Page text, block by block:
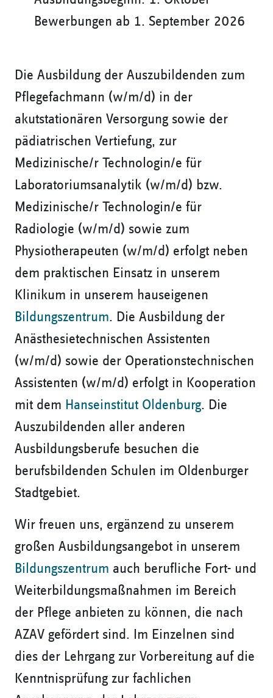
Bewerbungen ab 1. September 2026
Die Ausbildung der Auszubildenden zum
Pflegefachmann (w/m/d) in der
akutstationären Versorgung sowie der
pädiatrischen Vertiefung, zur
Medizinische/r Technologin/e für
Laboratoriumsanalytik (w/m/d) bzw.
Medizinische/r Technologin/e für
Radiologie (w/m/d) sowie zum
Physiotherapeuten (w/m/d) erfolgt neben
dem praktischen Einsatz in unserem
Klinikum in unserem hauseigenen
Bildungszentrum. Die Ausbildung der
Anästhesietechnischen Assistenten
(w/m/d) sowie der Operationstechnischen
Assistenten (w/m/d) erfolgt in Kooperation
mit dem Hanseinstitut Oldenburg. Die
Auszubildenden aller anderen
Ausbildungsberufe besuchen die
berufsbildenden Schulen im Oldenburger
Stadtgebiet.
Wir freuen uns, ergänzend zu unserem
großen Ausbildungsangebot in unserem
Bildungszentrum auch berufliche Fort- und
Weiterbildungsmaßnahmen im Bereich
der Pflege anbieten zu können, die nach
AZAV gefördert sind. Im Einzelnen sind
dies der Lehrgang zur Vorbereitung auf die
Kenntnisprüfung zur fachlichen